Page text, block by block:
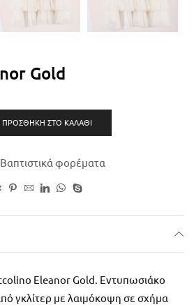
Gold
ΠΡΟΣΘΉΚΗ ΣΤΟ ΚΑΛΆΘΙ
Βαπτιστικά φορέματα
Eleanor Gold. Εντυπωσιάκο
γκλίτερ με λαιμόκοψη σε σχήμα